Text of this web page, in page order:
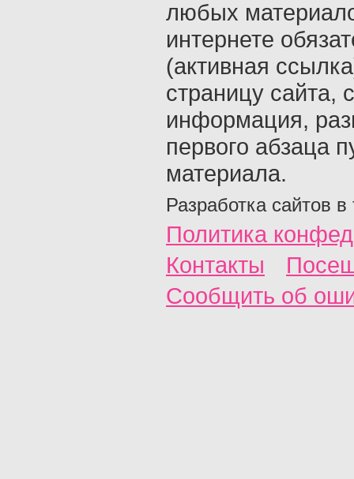
любых
интернете
(активная
страницу сайта,
информация,
первого абзаца
материала.
Разработка сайтов в
Политика
Контакты
Сообщить об